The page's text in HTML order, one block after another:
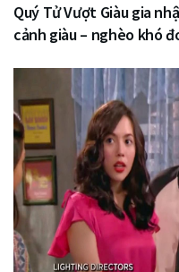
Quý Tử Vượt Giàu gia
cảnh giàu – nghèo khó